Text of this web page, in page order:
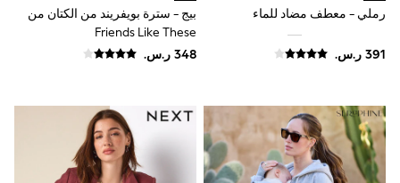
Smiggle
Eastpak
Bags & Backpacks
Caps
Polo Shirts
All Girls Sports & Swimwear
T-Shirts
Bags & Backpacks
رملي - معطف مضاد للماء
بيج - سترة بويفريند من الكتان من
Friends Like These